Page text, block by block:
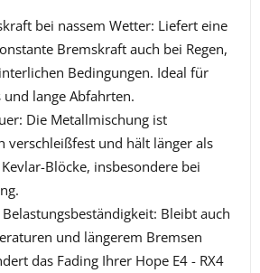
bei nassem Wetter: Liefert eine
Bremskraft auch bei Regen,
Bedingungen. Ideal für
und lange Abfahrten.
Die Metallmischung ist
verschleißfest und hält länger als
Blöcke, insbesondere bei
Bleibt auch
und längerem Bremsen
das Fading Ihrer Hope E4 - RX4